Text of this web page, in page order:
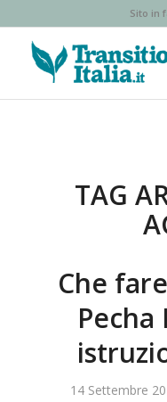
Sito in
TAG
Che
14 Settembre